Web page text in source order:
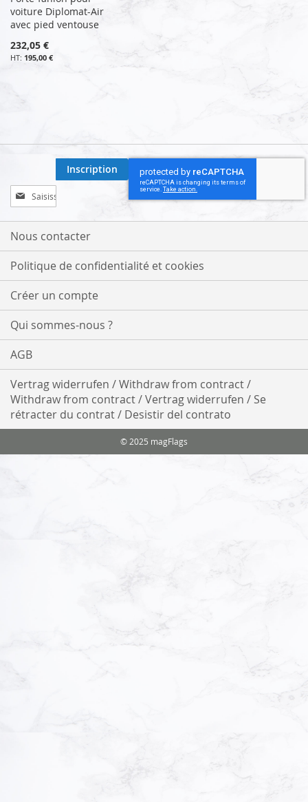
voiture Diplomat-Air
avec pied ventouse
232,05 €
195,00 €
Inscription
à
notre
lettre
:
Inscription
Nous contacter
Politique de confidentialité et cookies
Créer un compte
Qui sommes-nous ?
AGB
Vertrag widerrufen / Withdraw from contract /
Withdraw from contract / Vertrag widerrufen / Se
rétracter du contrat / Desistir del contrato
© 2025 magFlags